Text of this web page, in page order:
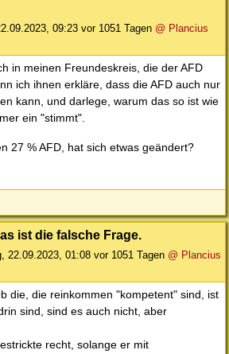
09:23 vor 1051 Tagen @ Plancius
in meinen Freundeskreis, die der AFD
ich ihnen erkläre, dass die AFD auch nur
kann, und darlege, warum das so ist wie
ein "stimmt".
27 % AFD, hat sich etwas geändert?
ist die falsche Frage.
22.09.2023, 01:08 vor 1051 Tagen @ Plancius
die, die reinkommen "kompetent" sind, ist
sind, sind es auch nicht, aber
recht, solange er mit